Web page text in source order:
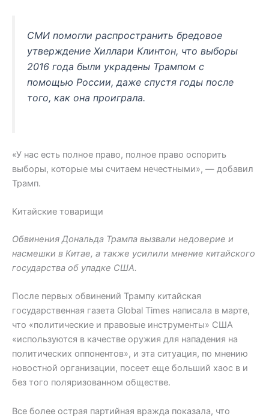
СМИ помогли распространить бредовое
утверждение Хиллари Клинтон, что выборы
2016 года были украдены Трампом с
помощью России, даже спустя годы после
того, как она проиграла.
«У нас есть полное право, полное право оспорить
выборы, которые мы считаем нечестными», — добавил
Трамп.
Китайские товарищи
Обвинения Дональда Трампа вызвали недоверие и
насмешки в Китае, а также усилили мнение китайского
государства об упадке США.
После первых обвинений Трампу китайская
государственная газета Global Times написала в марте,
что «политические и правовые инструменты» США
«используются в качестве оружия для нападения на
политических оппонентов», и эта ситуация, по мнению
новостной организации, посеет еще больший хаос в и
без того поляризованном обществе.
Все более острая партийная вражда показала, что